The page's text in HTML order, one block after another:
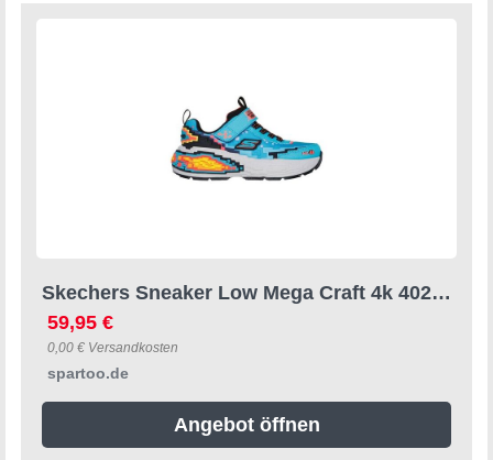
Skechers Sneaker Low Mega Craft 4k 402160l Tqbk 27;28;29;31;32;33 Male
59,95 €
0,00 € Versandkosten
spartoo.de
Angebot öffnen